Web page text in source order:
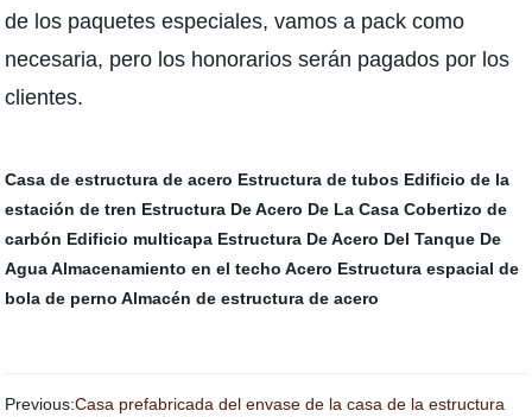
de los paquetes especiales, vamos a pack como
necesaria, pero los honorarios serán pagados por los
clientes.
Casa de estructura de acero Estructura de tubos Edificio de la
estación de tren Estructura De Acero De La Casa Cobertizo de
carbón Edificio multicapa Estructura De Acero Del Tanque De
Agua Almacenamiento en el techo Acero Estructura espacial de
bola de perno Almacén de estructura de acero
Previous:Casa prefabricada del envase de la casa de la estructura